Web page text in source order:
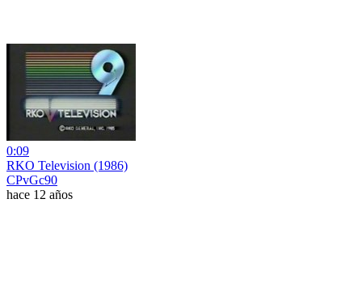
0:09
RKO Television (1986)
CPvGc90
hace 12 años